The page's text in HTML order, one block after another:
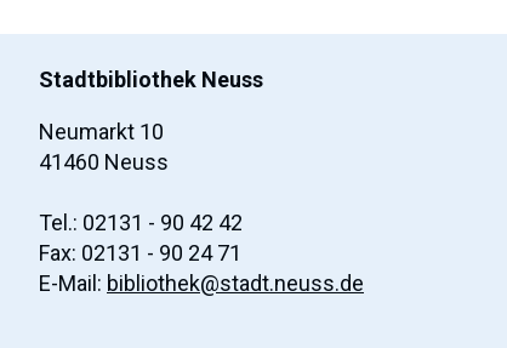
Stadtbibliothek Neuss
Neumarkt 10
41460 Neuss
Tel.: 02131 - 90 42 42
Fax: 02131 - 90 24 71
E-Mail: bibliothek@stadt.neuss.de